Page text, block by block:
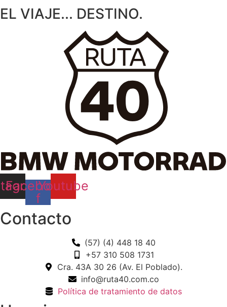
EL VIAJE... DESTINO.
Facebook-
f
Youtube
Contacto
(57) (4) 448 18 40
+57 310 508 1731
Cra. 43A 30 26 (Av. El Poblado).
info@ruta40.com.co
Política de tratamiento de datos